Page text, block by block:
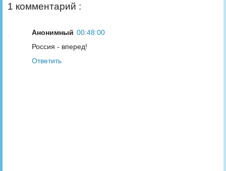
1 комментарий :
Анонимный 00:48:00
Россия - вперед!
Ответить